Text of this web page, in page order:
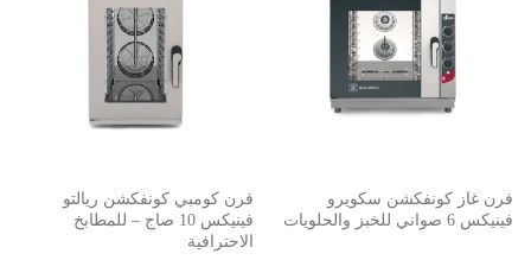
فرن غاز كونفكشن سكويرو
فينيكس 6 صواني للخبز والحلويات
فرن كومبي كونفكشن ريالتو
فينيكس 10 صاج – للمطابخ
الاحترافية